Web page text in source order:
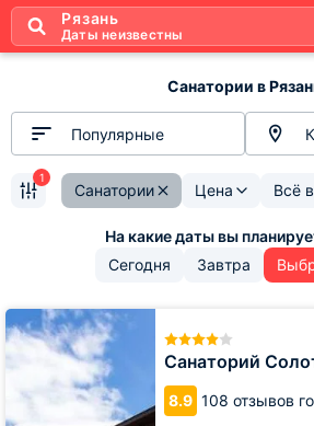
Рязань
Даты неизвестны
Санатории в
Популярные
Санатории Цена Всё
1
Сегодня Завтра
Санаторий
8.9 108 отзывов
Санаторий
Солотча